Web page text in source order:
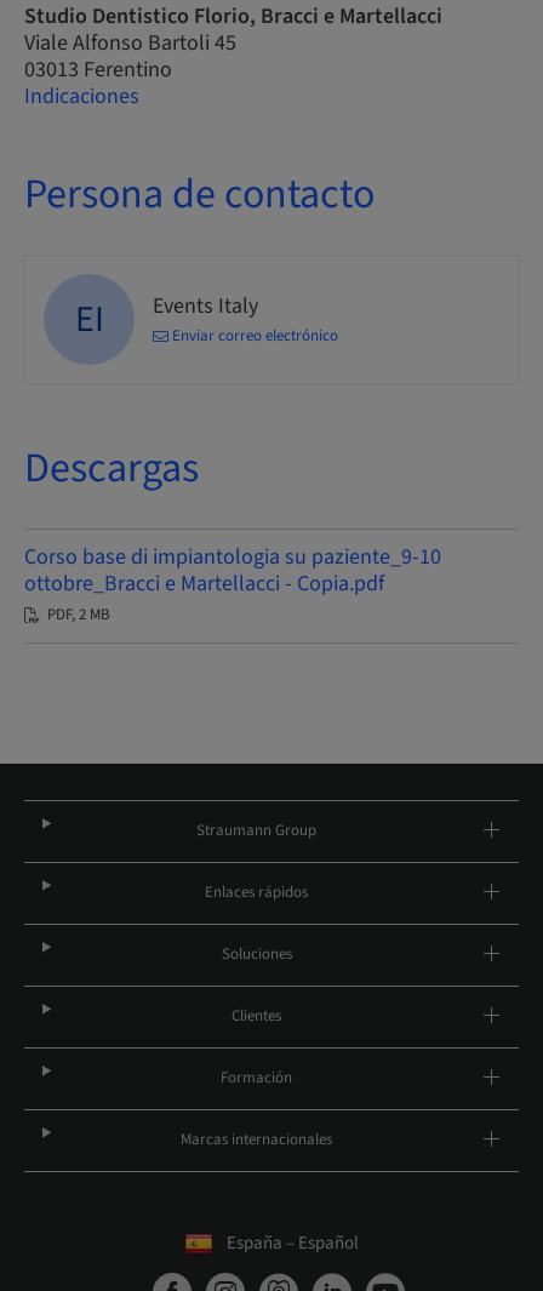
Studio Dentistico Florio, Bracci e Martellacci
Viale Alfonso Bartoli 45
03013 Ferentino
Indicaciones
Persona de contacto
EI Events Italy
Enviar correo electrónico
Descargas
Corso base di impiantologia su paziente_9-10
ottobre_Bracci e Martellacci - Copia.pdf
PDF, 2 MB
Straumann Group
Enlaces rápidos
Soluciones
Clientes
Formación
Marcas internacionales
España – Español